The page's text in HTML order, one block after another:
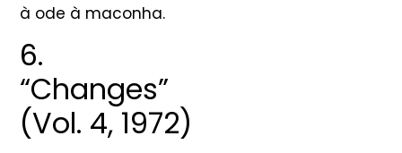
à ode à maconha.
6.
“Changes”
(Vol. 4, 1972)